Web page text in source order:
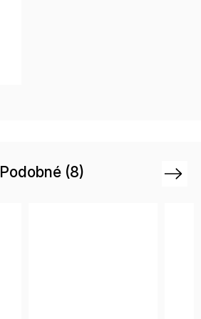
Podobné (8) Next